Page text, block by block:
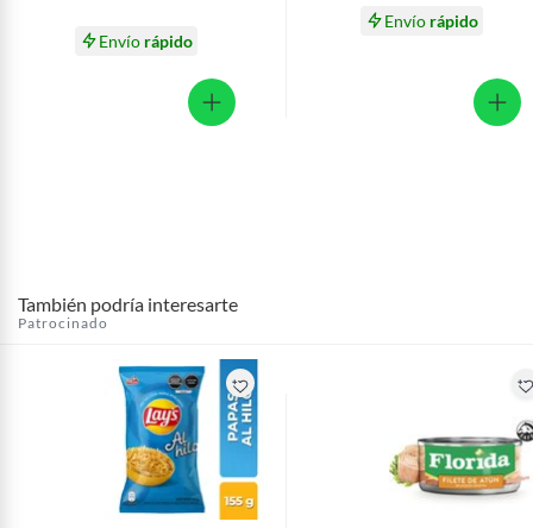
Envío rápido
Envío rápido
También podría interesarte
Patrocinado